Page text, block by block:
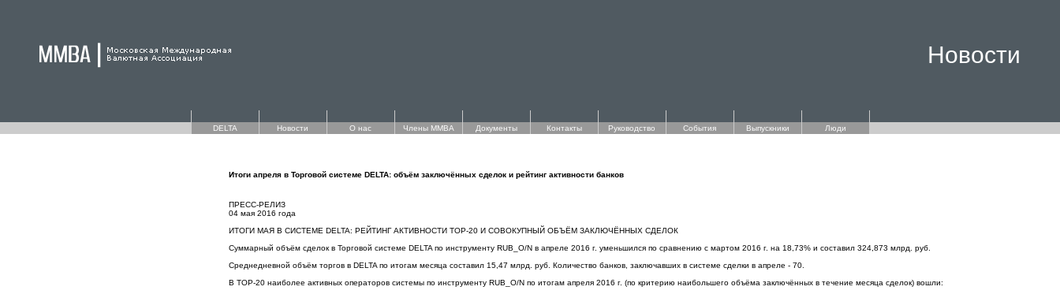
Новости
DELTA Новости О нас Члены ММВА Документы Контакты Руководство События Выпускники Люди
Итоги апреля в Торговой системе DELTA: объём заключённых сделок и рейтинг активности банков
ПРЕСС-РЕЛИЗ
04 мая 2016 года
ИТОГИ МАЯ В СИСТЕМЕ DELTA: РЕЙТИНГ АКТИВНОСТИ TOP-20 И СОВОКУПНЫЙ ОБЪЁМ ЗАКЛЮЧЁННЫХ СДЕЛОК
Суммарный объём сделок в Торговой системе DELTA по инструменту RUB_О/N в апреле 2016 г. уменьшился по сравнению с мартом 2016 г. на 18,73% и составил 324,873 млрд. руб.
Среднедневной объём торгов в DELTA по итогам месяца составил 15,47 млрд. руб. Количество банков, заключавших в системе сделки в апреле - 70.
В TOP-20 наиболее активных операторов системы по инструменту RUB_O/N по итогам апреля 2016 г. (по критерию наибольшего объёма заключённых в течение месяца сделок) вошли: